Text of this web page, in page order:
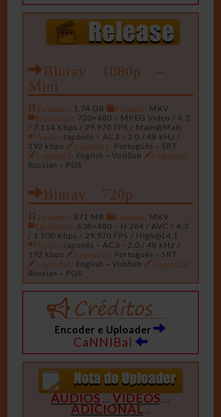
Bluray 1080p –
Mini
Tamanho: 1.74 GB Formato: MKV
Qualidade: 720×480 – MPEG Video / 4:3
/ 7.114 Kbps / 29.970 FPS / Main@Main
Audio: Japonês – AC3 – 2.0 / 48 kHz /
192 kbps
Legenda1: Português – SRT
Legenda2: English – VobSub
Legenda3:
Russian – PGS
Bluray 720p
Tamanho: 871 MB Formato: MKV
Qualidade: 638×480 – H.264 / AVC / 4:3
/ 1.500 Kbps / 29.970 FPS / High@L4.1
Audio: Japonês – AC3 – 2.0 / 48 kHz /
192 kbps
Legenda1: Português – SRT
Legenda2: English – VobSub
Legenda3:
Russian – PGS
Encoder e Uploader
CaNNIBal
ÁUDIOS … VIDEOS …
ADICIONAL ..